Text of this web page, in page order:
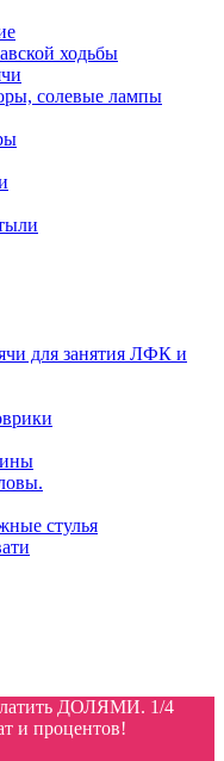
ходьбы
солевые лампы
для занятия ЛФК и
стулья
ДОЛЯМИ. 1/4
и процентов!